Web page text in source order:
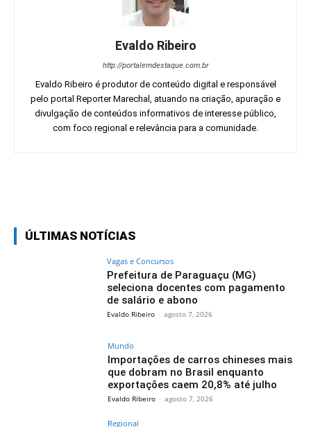
Evaldo Ribeiro
http://portalemdestaque.com.br
Evaldo Ribeiro é produtor de conteúdo digital e responsável
pelo portal Reporter Marechal, atuando na criação, apuração e
divulgação de conteúdos informativos de interesse público,
com foco regional e relevância para a comunidade.
ÚLTIMAS NOTÍCIAS
Vagas e Concursos
Prefeitura de Paraguaçu (MG)
seleciona docentes com pagamento
de salário e abono
Evaldo Ribeiro - agosto 7, 2026
Mundo
Importações de carros chineses mais
que dobram no Brasil enquanto
exportações caem 20,8% até julho
Evaldo Ribeiro - agosto 7, 2026
Regional